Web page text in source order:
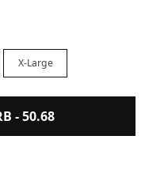
X-Large
-50.68